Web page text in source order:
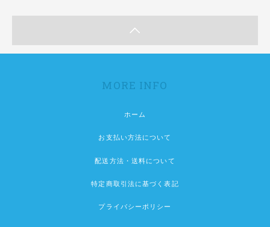
MORE INFO
ホーム
お支払い方法について
配送方法・送料について
特定商取引法に基づく表記
プライバシーポリシー